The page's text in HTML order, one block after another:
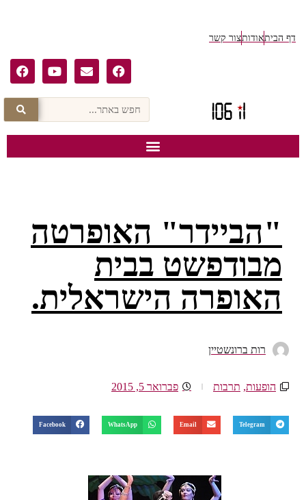
דף הביתאודותצור קשר
"הביידר" האופרטה
מבודפשט בבית
האופרה הישראלית.
רות ברונשטיין
הופעות, תרבות פברואר 5, 2015
Telegram
Email
WhatsApp
Facebook